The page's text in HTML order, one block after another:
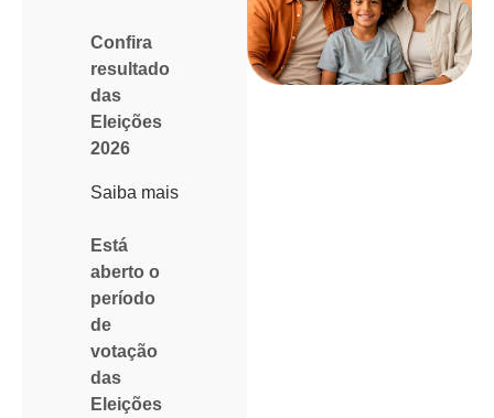
Confira
resultado
das
Eleições
2026
Saiba mais
Está
aberto o
período
de
votação
das
Eleições